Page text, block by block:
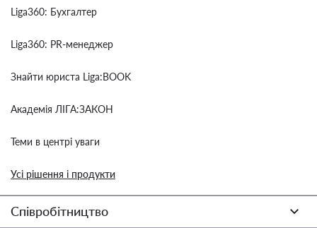
Liga360: Бухгалтер
Liga360: PR-менеджер
Знайти юриста Liga:BOOK
Академія ЛІГА:ЗАКОН
Теми в центрі уваги
Усі рішення і продукти
Співробітництво